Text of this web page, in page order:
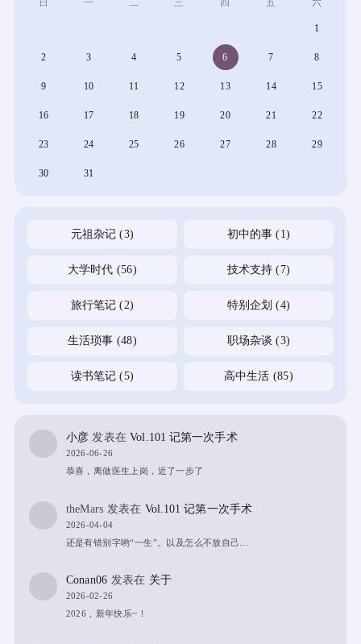
日 一 二 三 四 五 六
1
2 3 4 5 6 7 8
9 10 11 12 13 14 15
16 17 18 19 20 21 22
23 24 25 26 27 28 29
30 31
元祖杂记 (3) 初中的事 (1)
大学时代 (56) 技术支持 (7)
旅行笔记 (2) 特别企划 (4)
生活琐事 (48) 职场杂谈 (3)
读书笔记 (5) 高中生活 (85)
小彦 发表在Vol.101 记第一次手术
2026-06-26
恭喜，离做医生上岗，近了一步了
theMars 发表在 Vol.101 记第一次手术
2026-04-04
还是有错别字哟“一生”。以及怎么不放自己…
Conan06 发表在 关于
2026-02-26
2026，新年快乐~！